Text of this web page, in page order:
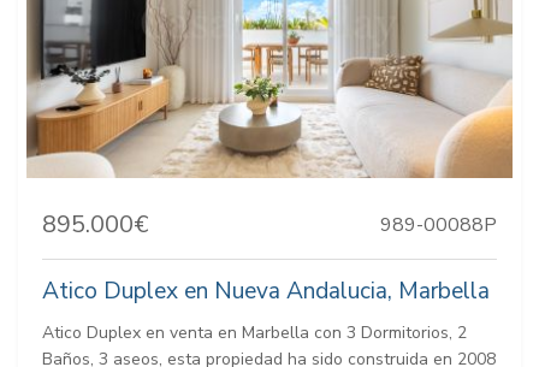
895.000€ 989-00088P
Atico Duplex en Nueva Andalucia, Marbella
Atico Duplex en venta en Marbella con 3 Dormitorios, 2
Baños, 3 aseos, esta propiedad ha sido construida en 2008